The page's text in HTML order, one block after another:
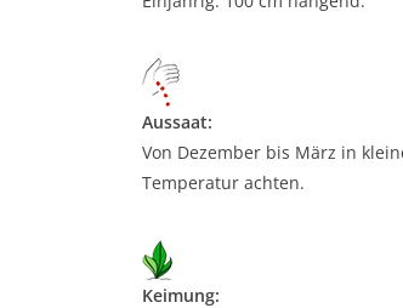
Aussaat:
Von Dezember bis März in
Temperatur achten.
Keimung: